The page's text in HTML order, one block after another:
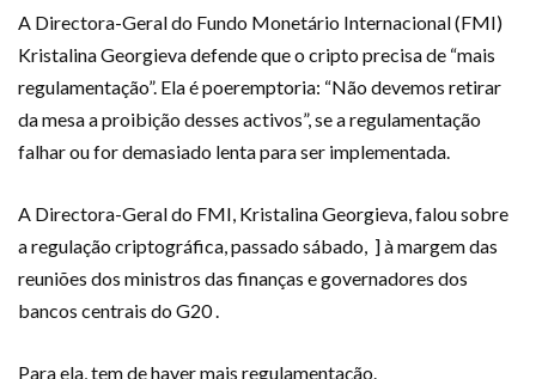
A Directora-Geral do Fundo Monetário Internacional (FMI)
Kristalina Georgieva defende que o cripto precisa de “mais
regulamentação”. Ela é poeremptoria: “Não devemos retirar
da mesa a proibição desses activos”, se a regulamentação
falhar ou for demasiado lenta para ser implementada.
A Directora-Geral do FMI, Kristalina Georgieva, falou sobre
a regulação criptográfica, passado sábado, ] à margem das
reuniões dos ministros das finanças e governadores dos
bancos centrais do G20 .
Para ela, tem de haver mais regulamentação.